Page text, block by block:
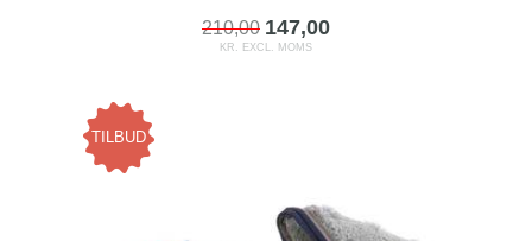
210,00 147,00
KR. EXCL. MOMS
TILBUD